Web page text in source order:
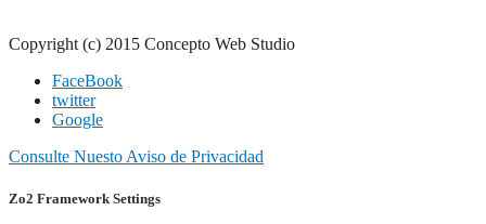
Copyright (c) 2015 Concepto Web Studio
FaceBook
twitter
Google
Consulte Nuesto Aviso de Privacidad
Zo2 Framework Settings